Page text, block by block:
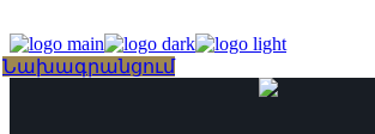
to
the
content
Choose
Նախագրանցում